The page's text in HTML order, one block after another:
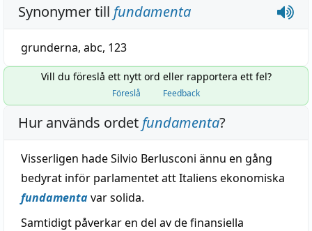
Synonymer till fundamenta
grunderna, abc, 123
Vill du föreslå ett nytt ord eller rapportera ett fel?
Föreslå Feedback
Hur används ordet fundamenta?
Visserligen hade Silvio Berlusconi ännu en gång
bedyrat inför parlamentet att Italiens ekonomiska
fundamentavar solida.
Samtidigt påverkar en del av de finansiella